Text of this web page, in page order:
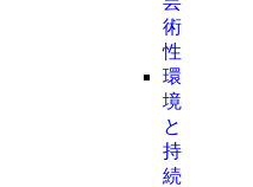
術
性
環
境
と
持
続